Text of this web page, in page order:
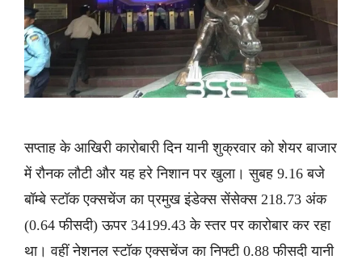
सप्ताह के आखिरी कारोबारी दिन यानी शुक्रवार को शेयर बाजार
में रौनक लौटी और यह हरे निशान पर खुला। सुबह 9.16 बजे
बॉम्बे स्टॉक एक्सचेंज का प्रमुख इंडेक्स सेंसेक्स 218.73 अंक
(0.64 फीसदी) ऊपर 34199.43 के स्तर पर कारोबार कर रहा
था। वहीं नेशनल स्टॉक एक्सचेंज का निफ्टी 0.88 फीसदी यानी